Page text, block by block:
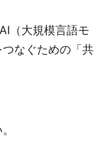
（大規模言語モ
なぐための「共